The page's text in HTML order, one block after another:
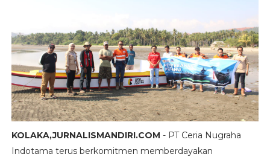
KOLAKA,JURNALISMANDIRI.COM - PT Ceria Nugraha
Indotama terus berkomitmen memberdayakan